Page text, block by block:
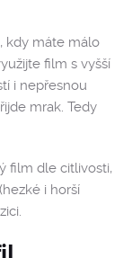
kdy máte málo
film s vyšší
i nepřesnou
mrak. Tedy
film dle citlivosti,
i horší